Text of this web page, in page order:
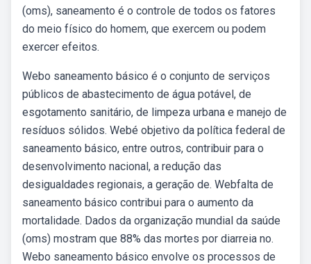
(oms), saneamento é o controle de todos os fatores
do meio físico do homem, que exercem ou podem
exercer efeitos.
Webo saneamento básico é o conjunto de serviços
públicos de abastecimento de água potável, de
esgotamento sanitário, de limpeza urbana e manejo de
resíduos sólidos. Webé objetivo da política federal de
saneamento básico, entre outros, contribuir para o
desenvolvimento nacional, a redução das
desigualdades regionais, a geração de. Webfalta de
saneamento básico contribui para o aumento da
mortalidade. Dados da organização mundial da saúde
(oms) mostram que 88% das mortes por diarreia no.
Webo saneamento básico envolve os processos de